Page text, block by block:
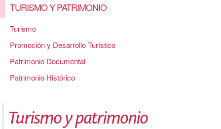
TURISMO Y PATRIMONIO
Turismo
Promoción y Desarrollo Turístico
Patrimonio Documental
Patrimonio Histórico
Turismo y patrimonio